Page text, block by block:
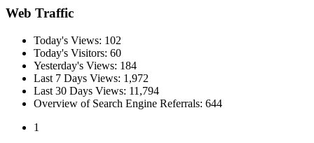
Web Traffic
Today's Views: 102
Today's Visitors: 60
Yesterday's Views: 184
Last 7 Days Views: 1,972
Last 30 Days Views: 11,794
Overview of Search Engine Referrals: 644
1